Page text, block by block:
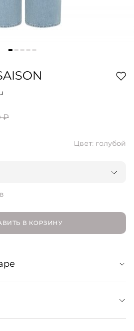
₽
Цвет: голубой
В КОРЗИНУ
для стильных
на каждый день. Сочетаются с